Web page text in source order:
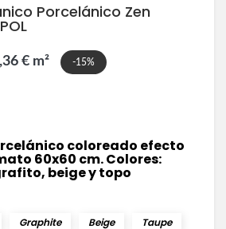
Porcelánico Zen
€ m² -15%
coloreado efecto
60x60 cm. Colores:
beige y topo
Graphite Beige Taupe